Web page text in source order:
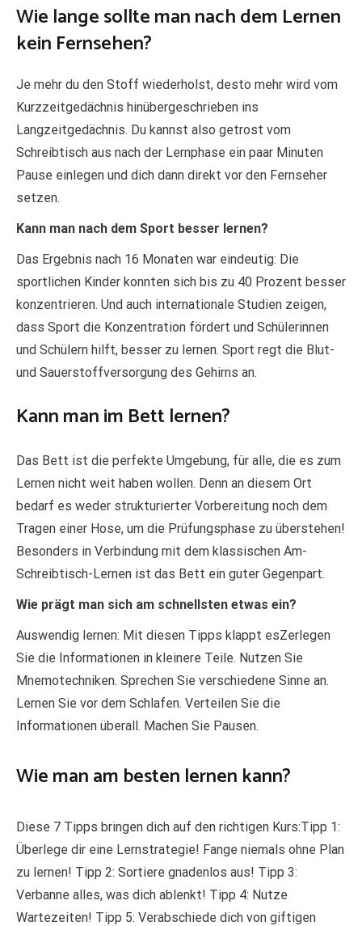
Wie lange sollte man nach dem Lernen
kein Fernsehen?
Je mehr du den Stoff wiederholst, desto mehr wird vom
Kurzzeitgedächnis hinübergeschrieben ins
Langzeitgedächnis. Du kannst also getrost vom
Schreibtisch aus nach der Lernphase ein paar Minuten
Pause einlegen und dich dann direkt vor den Fernseher
setzen.
Kann man nach dem Sport besser lernen?
Das Ergebnis nach 16 Monaten war eindeutig: Die
sportlichen Kinder konnten sich bis zu 40 Prozent besser
konzentrieren. Und auch internationale Studien zeigen,
dass Sport die Konzentration fördert und Schülerinnen
und Schülern hilft, besser zu lernen. Sport regt die Blut-
und Sauerstoffversorgung des Gehirns an.
Kann man im Bett lernen?
Das Bett ist die perfekte Umgebung, für alle, die es zum
Lernen nicht weit haben wollen. Denn an diesem Ort
bedarf es weder strukturierter Vorbereitung noch dem
Tragen einer Hose, um die Prüfungsphase zu überstehen!
Besonders in Verbindung mit dem klassischen Am-
Schreibtisch-Lernen ist das Bett ein guter Gegenpart.
Wie prägt man sich am schnellsten etwas ein?
Auswendig lernen: Mit diesen Tipps klappt esZerlegen
Sie die Informationen in kleinere Teile. Nutzen Sie
Mnemotechniken. Sprechen Sie verschiedene Sinne an.
Lernen Sie vor dem Schlafen. Verteilen Sie die
Informationen überall. Machen Sie Pausen.
Wie man am besten lernen kann?
Diese 7 Tipps bringen dich auf den richtigen Kurs:Tipp 1:
Überlege dir eine Lernstrategie! Fange niemals ohne Plan
zu lernen! Tipp 2: Sortiere gnadenlos aus! Tipp 3:
Verbanne alles, was dich ablenkt! Tipp 4: Nutze
Wartezeiten! Tipp 5: Verabschiede dich von giftigen